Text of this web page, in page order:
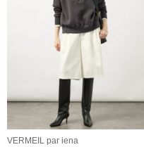
VERMEIL par iena